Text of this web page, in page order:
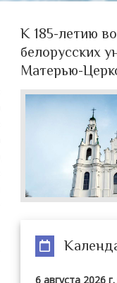
К 185-летию
белорусских
Матерью-
6 августа 2026